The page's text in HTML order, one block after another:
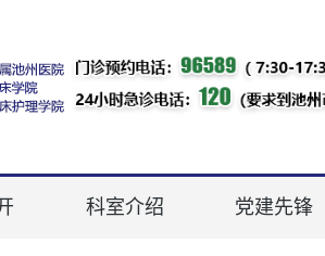
科室介绍 党建先锋